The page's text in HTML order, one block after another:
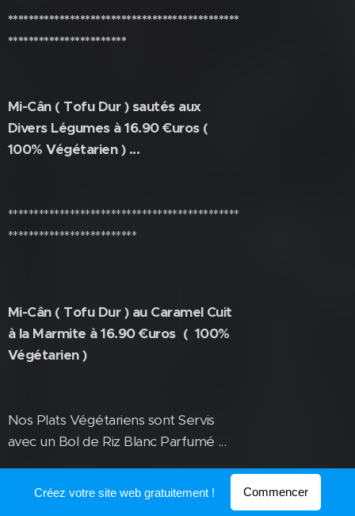
*********************************************
***********************
Mi-Cân ( Tofu Dur ) sautés aux
Divers Légumes à 16.90 €uros (
100% Végétarien ) ...
*********************************************
*************************
Mi-Cân ( Tofu Dur ) au Caramel Cuit
à la Marmite à 16.90 €uros ( 100%
Végétarien )
Nos Plats Végétariens sont Servis
avec un Bol de Riz Blanc Parfumé ...
Créez votre site web gratuitement ! Commencer